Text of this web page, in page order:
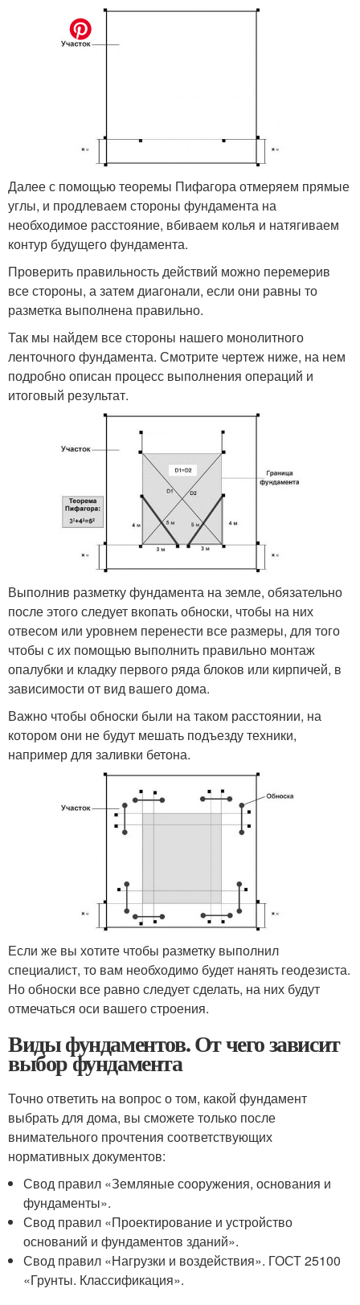
Далее с помощью теоремы Пифагора отмеряем прямые
углы, и продлеваем стороны фундамента на
необходимое расстояние, вбиваем колья и натягиваем
контур будущего фундамента.
Проверить правильность действий можно перемерив
все стороны, а затем диагонали, если они равны то
разметка выполнена правильно.
Так мы найдем все стороны нашего монолитного
ленточного фундамента. Смотрите чертеж ниже, на нем
подробно описан процесс выполнения операций и
итоговый результат.
Выполнив разметку фундамента на земле, обязательно
после этого следует вкопать обноски, чтобы на них
отвесом или уровнем перенести все размеры, для того
чтобы с их помощью выполнить правильно монтаж
опалубки и кладку первого ряда блоков или кирпичей, в
зависимости от вид вашего дома.
Важно чтобы обноски были на таком расстоянии, на
котором они не будут мешать подъезду техники,
например для заливки бетона.
Если же вы хотите чтобы разметку выполнил
специалист, то вам необходимо будет нанять геодезиста.
Но обноски все равно следует сделать, на них будут
отмечаться оси вашего строения.
Виды фундаментов. От чего зависит
выбор фундамента
Точно ответить на вопрос о том, какой фундамент
выбрать для дома, вы сможете только после
внимательного прочтения соответствующих
нормативных документов:
Свод правил «Земляные сооружения, основания и
фундаменты».
Свод правил «Проектирование и устройство
оснований и фундаментов зданий».
Свод правил «Нагрузки и воздействия». ГОСТ 25100
«Грунты. Классификация».